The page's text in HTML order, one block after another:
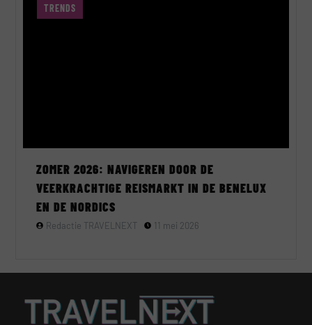
TRENDS
ZOMER 2026: NAVIGEREN DOOR DE
VEERKRACHTIGE REISMARKT IN DE BENELUX
EN DE NORDICS
Redactie TRAVELNEXT 11 mei 2026